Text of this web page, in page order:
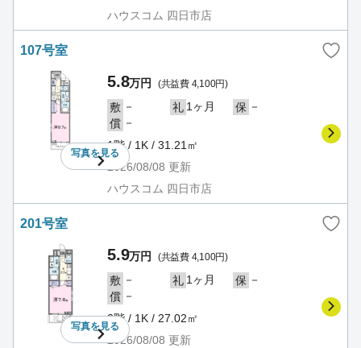
ハウスコム 四日市店
107号室
写真を見る
5.8万円 (共益費 4,100円)
敷 － 礼 1ヶ月 保 －
償 －
1階 / 1K / 31.21㎡
2026/08/08 更新
ハウスコム 四日市店
201号室
写真を見る
5.9万円 (共益費 4,100円)
敷 － 礼 1ヶ月 保 －
償 －
2階 / 1K / 27.02㎡
2026/08/08 更新